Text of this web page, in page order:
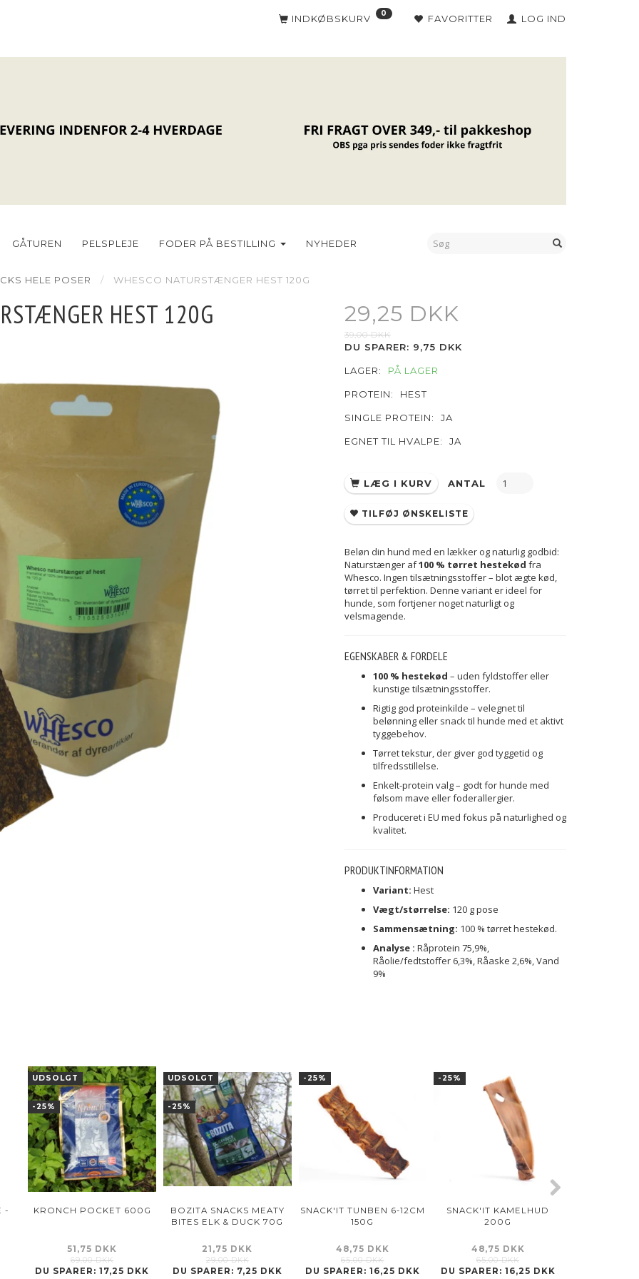
FAVORITTER LOG IND
INDKØBSKURV 0
GÅTUREN PELSPLEJE FODER PÅ BESTILLING NYHEDER
HELE POSER WHESCO NATURSTÆNGER HEST 120G
HEST 120G 29,25 DKK
39,00 DKK
DU SPARER: 9,75 DKK
LAGER: PÅ LAGER
PROTEIN: HEST
SINGLE PROTEIN: JA
EGNET TIL HVALPE: JA
LÆG I KURV ANTAL
TILFØJ ØNSKELISTE
Beløn din hund med en lækker og naturlig godbid:
Naturstænger af100 % tørret hestekød fra
Whesco. Ingen tilsætningsstoffer – blot ægte kød,
tørret til perfektion. Denne variant er ideel for
hunde, som fortjener noget naturligt og
velsmagende.
EGENSKABER & FORDELE
100 % hestekød – uden fyldstoffer eller
kunstige tilsætningsstoffer.
Rigtig god proteinkilde – velegnet til
belønning eller snack til hunde med et aktivt
tyggebehov.
Tørret tekstur, der giver god tyggetid og
tilfredsstillelse.
Enkelt-protein valg – godt for hunde med
følsom mave eller foderallergier.
Produceret i EU med fokus på naturlighed og
kvalitet.
PRODUKTINFORMATION
Variant: Hest
Vægt/størrelse: 120 g pose
Sammensætning: 100 % tørret hestekød.
Analyse : Råprotein 75,9%,
Råolie/fedtstoffer 6,3%, Råaske 2,6%, Vand
9%
-
UDSOLGT
-25%
KRONCH POCKET 600G
51,75 DKK
69,00 DKK
DU SPARER:17,25 DKK
UDSOLGT
-25%
BOZITA SNACKS MEATY
BITES ELK & DUCK 70G
21,75 DKK
29,00 DKK
DU SPARER: 7,25 DKK
-25%
SNACK'IT TUNBEN 6-12CM
150G
48,75 DKK
65,00 DKK
DU SPARER: 16,25 DKK
-25%
SNACK'IT KAMELHUD
200G
48,75 DKK
65,00 DKK
DU SPARER: 16,25 DKK